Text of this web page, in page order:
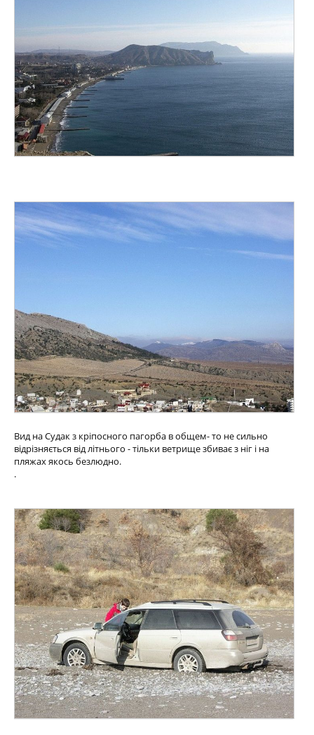
Вид на Судак з кріпосного пагорба в общем- то не сильно
відрізняється від літнього - тільки ветрище збиває з ніг і на
пляжах якось безлюдно.
.